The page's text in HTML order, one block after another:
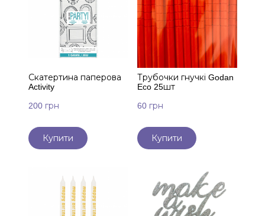
Скатертина паперова
Activity
200 грн
Купити
Трубочки гнучкі Godan
Eco 25шт
60 грн
Купити